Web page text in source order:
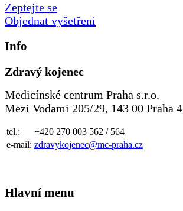
Zeptejte se
Objednat vyšetření
Info
Zdravý kojenec
Medicínské centrum Praha s.r.o.
Mezi Vodami 205/29, 143 00 Praha 4
tel.:
+420 270 003 562 / 564
e-mail: zdravykojenec@mc-praha.cz
Hlavní menu